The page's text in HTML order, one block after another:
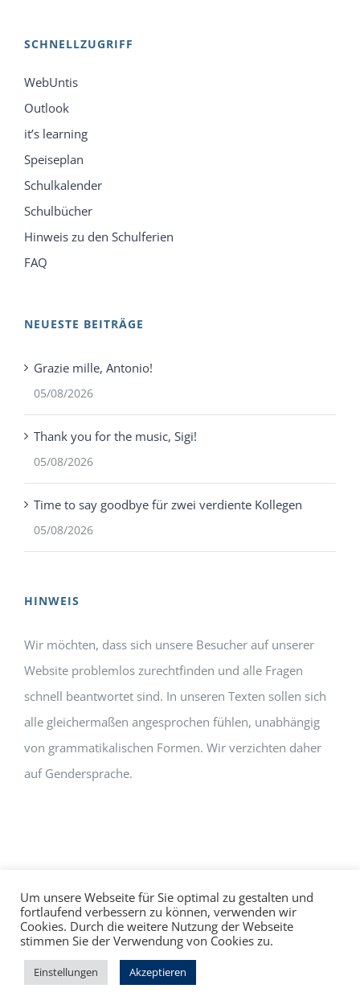
SCHNELLZUGRIFF
WebUntis
Outlook
it’s learning
Speiseplan
Schulkalender
Schulbücher
Hinweis zu den Schulferien
FAQ
NEUESTE BEITRÄGE
Grazie mille, Antonio!
05/08/2026
Thank you for the music, Sigi!
05/08/2026
Time to say goodbye für zwei verdiente Kollegen
05/08/2026
HINWEIS
Wir möchten, dass sich unsere Besucher auf unserer
Website problemlos zurechtfinden und alle Fragen
schnell beantwortet sind. In unseren Texten sollen sich
alle gleichermaßen angesprochen fühlen, unabhängig
von grammatikalischen Formen. Wir verzichten daher
auf Gendersprache.
Impressum Datenschutz©hallo!rot
Facebook
Um unsere Webseite für Sie optimal zu gestalten und
fortlaufend verbessern zu können, verwenden wir
Cookies. Durch die weitere Nutzung der Webseite
stimmen Sie der Verwendung von Cookies zu.
Einstellungen Akzeptieren